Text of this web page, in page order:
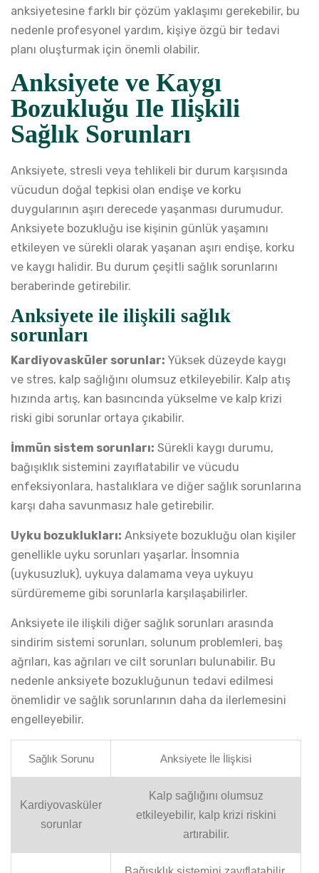
anksiyetesine farklı bir çözüm yaklaşımı gerekebilir, bu
nedenle profesyonel yardım, kişiye özgü bir tedavi
planı oluşturmak için önemli olabilir.
Anksiyete ve Kaygı
Bozukluğu Ile Ilişkili
Sağlık Sorunları
Anksiyete, stresli veya tehlikeli bir durum karşısında
vücudun doğal tepkisi olan endişe ve korku
duygularının aşırı derecede yaşanması durumudur.
Anksiyete bozukluğu ise kişinin günlük yaşamını
etkileyen ve sürekli olarak yaşanan aşırı endişe, korku
ve kaygı halidir. Bu durum çeşitli sağlık sorunlarını
beraberinde getirebilir.
Anksiyete ile ilişkili sağlık
sorunları
Kardiyovasküler sorunlar: Yüksek düzeyde kaygı
ve stres, kalp sağlığını olumsuz etkileyebilir. Kalp atış
hızında artış, kan basıncında yükselme ve kalp krizi
riski gibi sorunlar ortaya çıkabilir.
İmmün sistem sorunları: Sürekli kaygı durumu,
bağışıklık sistemini zayıflatabilir ve vücudu
enfeksiyonlara, hastalıklara ve diğer sağlık sorunlarına
karşı daha savunmasız hale getirebilir.
Uyku bozuklukları: Anksiyete bozukluğu olan kişiler
genellikle uyku sorunları yaşarlar. İnsomnia
(uykusuzluk), uykuya dalamama veya uykuyu
sürdürememe gibi sorunlarla karşılaşabilirler.
Anksiyete ile ilişkili diğer sağlık sorunları arasında
sindirim sistemi sorunları, solunum problemleri, baş
ağrıları, kas ağrıları ve cilt sorunları bulunabilir. Bu
nedenle anksiyete bozukluğunun tedavi edilmesi
önemlidir ve sağlık sorunlarının daha da ilerlemesini
engelleyebilir.
Sağlık Sorunu Anksiyete İle İlişkisi
Kardiyovasküler
sorunlar
Kalp sağlığını olumsuz
etkileyebilir, kalp krizi riskini
artırabilir.